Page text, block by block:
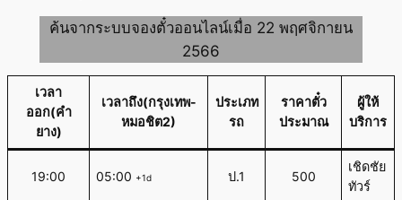
ค้นจากระบบจองตั๋วออนไลน์เมื่อ 22 พฤศจิกายน
2566
เวลา
ออก(คำ
ยาง)
เวลาถึง(กรุงเทพ-
หมอชิต2)
ประเภท
รถ
ราคาตั๋ว
ประมาณ
ผู้ให้
บริการ
19:00 05:00 +1d ป.1 500
เชิดชัย
ทัวร์